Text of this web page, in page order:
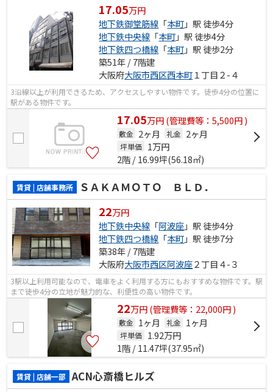
17.05万円
地下鉄御堂筋線 「本町」駅 徒歩4分
地下鉄中央線 「本町」駅 徒歩4分
地下鉄四つ橋線 「本町」駅 徒歩2分
築51年 / 7階建
大阪府大阪市西区西本町１丁目２-４
3沿線以上が利用できるため、アクセスしやすい物件です。徒歩4分の位置に
駅がある物件です。
17.05万円(管理費等：5,500円 )
敷金 2ヶ月 礼金 2ヶ月
坪単価 1万円
2階 / 16.99坪(56.18㎡)
賃貸 | 店舗事務所 ＳＡＫＡＭＯＴＯ ＢＬＤ．
22万円
地下鉄中央線 「阿波座」駅 徒歩4分
地下鉄四つ橋線 「本町」駅 徒歩7分
築38年 / 7階建
大阪府大阪市西区阿波座２丁目４-３
3駅以上利用可能なので、電車をよく利用する方にもおすすめな物件です。駅
まで徒歩4分の立地が魅力的な、利便性の高い物件です。
22万円(管理費等：22,000円 )
敷金 1ヶ月 礼金 1ヶ月
坪単価 1.92万円
1階 / 11.47坪(37.95㎡)
賃貸 | 店舗一部 ACN心斎橋ヒルズ